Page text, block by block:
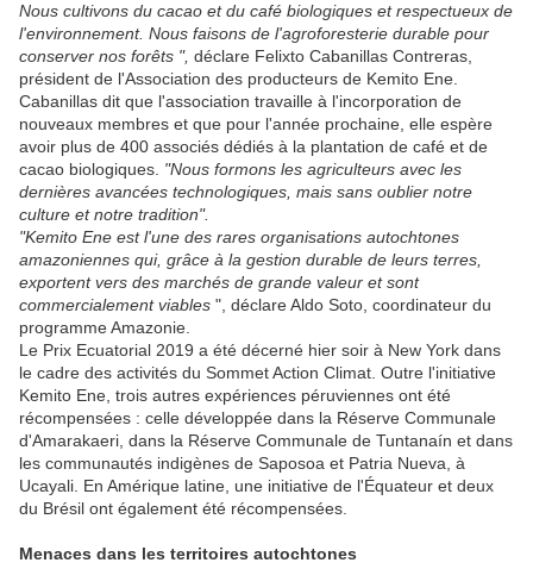
Nous cultivons du cacao et du café biologiques et respectueux de
l'environnement. Nous faisons de l'agroforesterie durable pour
conserver nos forêts ", déclare Felixto Cabanillas Contreras,
président de l'Association des producteurs de Kemito Ene.
Cabanillas dit que l'association travaille à l'incorporation de
nouveaux membres et que pour l'année prochaine, elle espère
avoir plus de 400 associés dédiés à la plantation de café et de
cacao biologiques. "Nous formons les agriculteurs avec les
dernières avancées technologiques, mais sans oublier notre
culture et notre tradition".
"Kemito Ene est l'une des rares organisations autochtones
amazoniennes qui, grâce à la gestion durable de leurs terres,
exportent vers des marchés de grande valeur et sont
commercialement viables ", déclare Aldo Soto, coordinateur du
programme Amazonie.
Le Prix Ecuatorial 2019 a été décerné hier soir à New York dans
le cadre des activités du Sommet Action Climat. Outre l'initiative
Kemito Ene, trois autres expériences péruviennes ont été
récompensées : celle développée dans la Réserve Communale
d'Amarakaeri, dans la Réserve Communale de Tuntanaín et dans
les communautés indigènes de Saposoa et Patria Nueva, à
Ucayali. En Amérique latine, une initiative de l'Équateur et deux
du Brésil ont également été récompensées.
Menaces dans les territoires autochtones